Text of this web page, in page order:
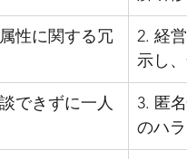
性に関する冗
2. 経
示し
できずに一人
3. 匿
のハ